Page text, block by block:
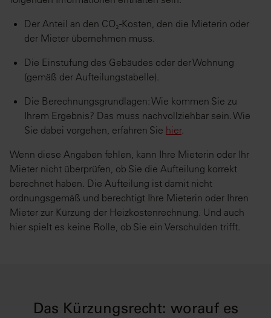
Der Anteil an den CO₂-Kosten, den die Mieterin oder
der Mieter übernehmen muss.
Die Einstufung des Gebäudes oder der Wohnung
(gemäß der Aufteilungstabelle).
Die Berechnungsgrundlagen: Wie kommen Sie zu
Ihrem Ergebnis? Das muss nachvollziehbar sein. Wie
Sie dabei vorgehen, erfahren Sie hier.
Wenn diese Angaben fehlen, kann Ihre Mieterin oder Ihr
Mieter nicht überprüfen, ob Sie die Aufteilung korrekt
berechnet haben. Die Aufteilung ist damit nicht
ordnungsgemäß und berechtigt Ihre Mieterin oder Ihren
Mieter zur Kürzung der Heizkostenrechnung. Und auch
hier spielt es keine Rolle, ob Sie ein Verschulden trifft.
Das Kürzungsrecht: worauf es